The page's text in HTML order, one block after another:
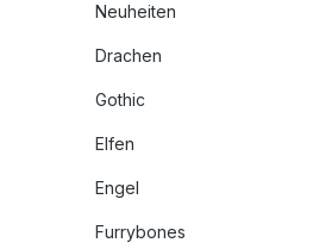
Neuheiten
Drachen
Gothic
Elfen
Engel
Furrybones